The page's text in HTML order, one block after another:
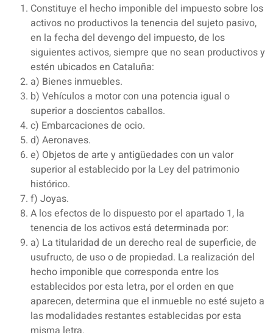
Constituye el hecho imponible del impuesto sobre los
activos no productivos la tenencia del sujeto pasivo,
en la fecha del devengo del impuesto, de los
siguientes activos, siempre que no sean productivos y
estén ubicados en Cataluña:
a) Bienes inmuebles.
b) Vehículos a motor con una potencia igual o
superior a doscientos caballos.
c) Embarcaciones de ocio.
d) Aeronaves.
e) Objetos de arte y antigüedades con un valor
superior al establecido por la Ley del patrimonio
histórico.
f) Joyas.
A los efectos de lo dispuesto por el apartado 1, la
tenencia de los activos está determinada por:
a) La titularidad de un derecho real de superficie, de
usufructo, de uso o de propiedad. La realización del
hecho imponible que corresponda entre los
establecidos por esta letra, por el orden en que
aparecen, determina que el inmueble no esté sujeto a
las modalidades restantes establecidas por esta